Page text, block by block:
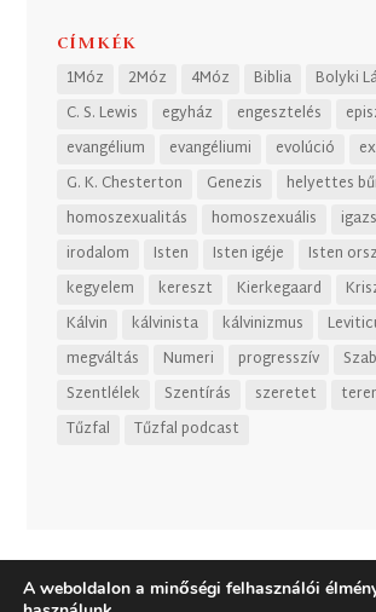
CÍMKÉK
1Móz 2Móz 4Móz Biblia Bolyki
C. S. Lewis
egyház engesztelés
evangélium
evangéliumi evolúció
G. K. Chesterton
Genezis helyettes
homoszexualitás
homoszexuális
irodalom
Isten Isten igéje Isten
kegyelem
kereszt Kierkegaard
Kálvin
kálvinista kálvinizmus
megváltás
Numeri progresszív
Szentlélek
Szentírás szeretet
Tűzfal
Tűzfal podcast
A weboldalon a minőségi felhasználói